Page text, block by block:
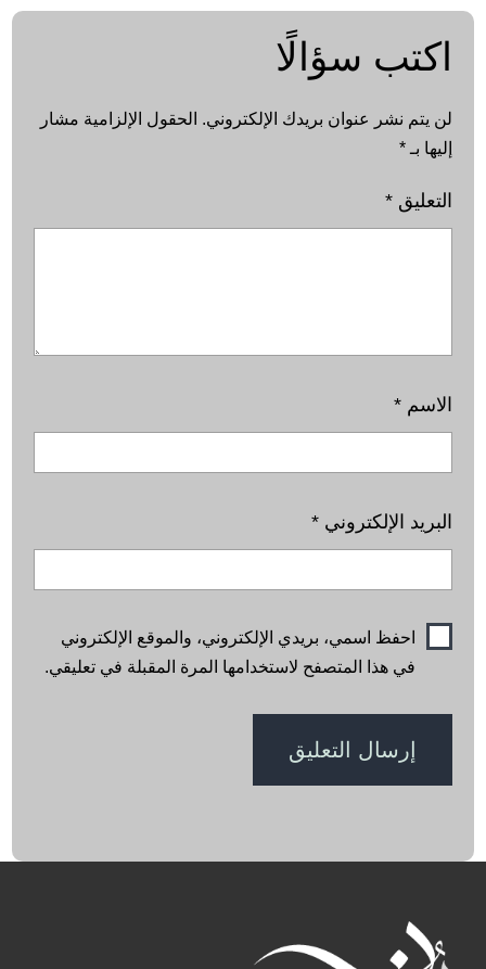
اكتب سؤالًا
لن يتم نشر عنوان بريدك الإلكتروني. الحقول الإلزامية مشار
إليها بـ*
التعليق*
الاسم*
البريد الإلكتروني*
احفظ اسمي، بريدي الإلكتروني، والموقع الإلكتروني
في هذا المتصفح لاستخدامها المرة المقبلة في تعليقي.